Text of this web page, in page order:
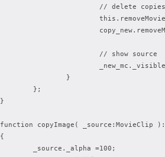
			// delete copies
			// show source
		}
	};
}
function copyImage( _source:MovieClip
{
	_source._alpha =100;